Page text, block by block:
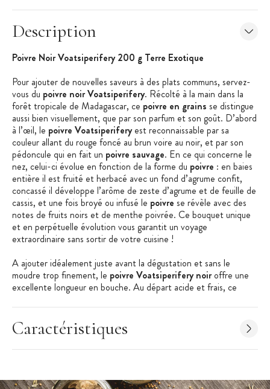
Description
Poivre Noir Voatsiperifery 200 g Terre Exotique
Pour ajouter de nouvelles saveurs à des plats communs, servez-
vous du poivre noir Voatsiperifery. Récolté à la main dans la
forêt tropicale de Madagascar, ce poivre en grains se distingue
aussi bien visuellement, que par son parfum et son goût. D’abord
à l’œil, le poivre Voatsiperiferyest reconnaissable par sa
couleur allant du rouge foncé au brun voire au noir, et par son
pédoncule qui en fait un poivre sauvage. En ce qui concerne le
nez, celui-ci évolue en fonction de la forme du poivre : en baies
entière il est fruité et herbacé avec un fond d’agrume confit,
concassé il développe l’arôme de zeste d’agrume et de feuille de
cassis, et une fois broyé ou infusé le poivre se révèle avec des
notes de fruits noirs et de menthe poivrée. Ce bouquet unique
et en perpétuelle évolution vous garantit un voyage
extraordinaire sans sortir de votre cuisine !
A ajouter idéalement juste avant la dégustation et sans le
moudre trop finement, le poivre Voatsiperifery noiroffre une
excellente longueur en bouche. Au départ acide et frais, ce
termine sur un goût d’herbe brûlée avec des notes mentholées.
Cette fraîcheur mettra en exergue nombre de plats : gratin de
légumes, poêlée de champignons, volaille au four, homard grillé,
ou encore gâteau au chocolat. Vous avez aussi la possibilité de
Caractéristiques